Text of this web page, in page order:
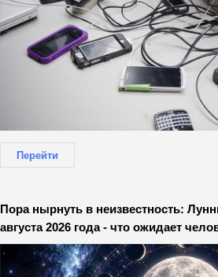
Перейти
Пора нырнуть в неизвестность:
августа 2026 года - что ожидает